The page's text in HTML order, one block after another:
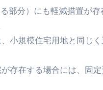
部分）にも軽減措置が存
小規模住宅用地と同じ
存在する場合には、固